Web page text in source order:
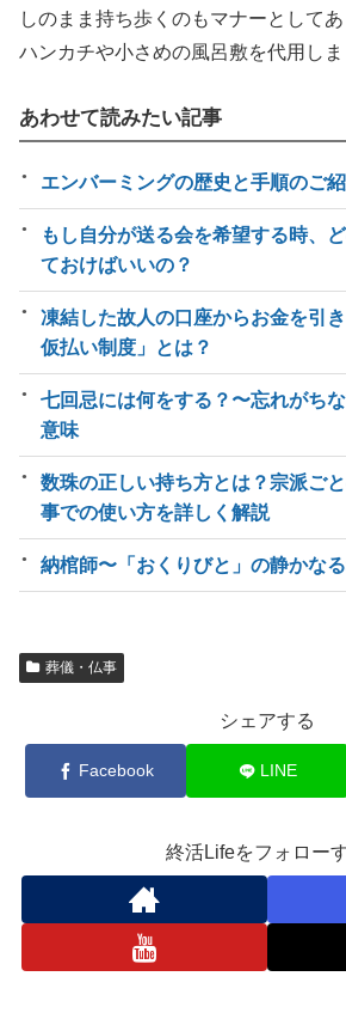
しのまま持ち歩くのもマナーとしてあ
ハンカチや小さめの風呂敷を代用しま
あわせて読みたい記事
エンバーミングの歴史と手順のご
もし自分が送る会を希望する時、
ておけばいいの？
凍結した故人の口座からお金を引
仮払い制度」とは？
七回忌には何をする？〜忘れがち
意味
数珠の正しい持ち方とは？宗派ご
事での使い方を詳しく解説
納棺師〜「おくりびと」の静かな
葬儀・仏事
シェアする
Facebook LINE
終活Lifeをフォロー